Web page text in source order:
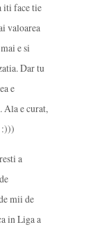
iti face tie
valoarea
e si
Dar tu
e
Ala e curat,
:)))
a
mii de
in Liga a